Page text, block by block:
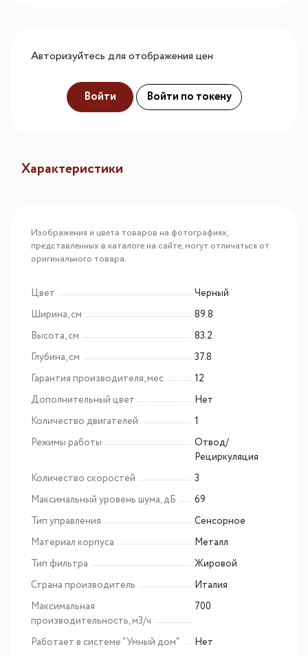
Авторизуйтесь для отображения цен
Войти Войти по токену
Характеристики
Изображения и цвета товаров на фотографиях,
представленных в каталоге на сайте, могут отличаться от
оригинального товара.
Цвет
Черный
Ширина, см
89.8
Высота, см
83.2
Глубина, см
37.8
Гарантия производителя, мес
12
Дополнительный цвет
Нет
Количество двигателей
1
Режимы работы
Отвод/
Рециркуляция
Количество скоростей
3
Максимальный уровень шума, дБ
69
Тип управления
Сенсорное
Материал корпуса
Металл
Тип фильтра
Жировой
Страна производитель
Италия
Максимальная
производительность, м3/ч
700
Работает в системе "Умный дом"
Нет